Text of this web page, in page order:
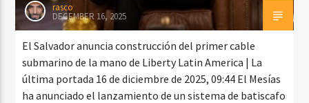
rasco
DECEMBER 16, 2025
El Salvador anuncia construcción del primer cable
submarino de la mano de Liberty Latin America | La
última portada 16 de diciembre de 2025, 09:44 El Mesías
ha anunciado el lanzamiento de un sistema de batiscafo